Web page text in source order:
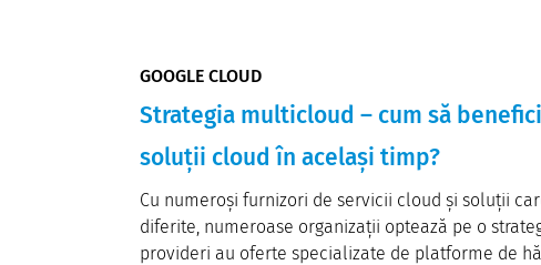
GOOGLE CLOUD
Strategia multicloud – cum să
soluții cloud în același timp?
Cu numeroși furnizori de servicii cloud și soluții
diferite, numeroase organizații optează pe o
provideri au oferte specializate de platforme de